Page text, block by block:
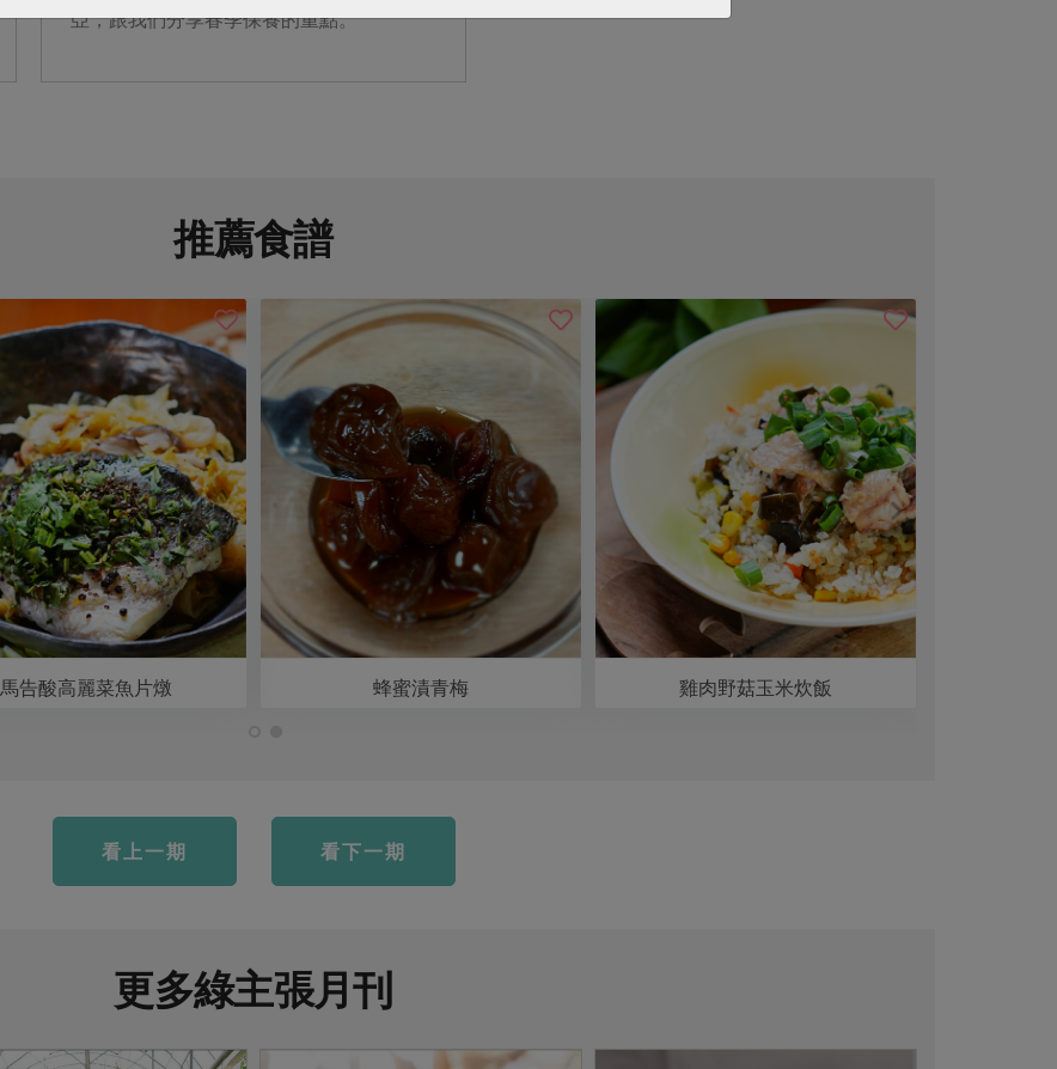
亞，跟我們分享春季保養的重點。
推薦食譜
蜂蜜漬青梅 雞肉野菇玉米炊飯
馬告酸高麗菜魚片燉
看上一期 看下一期
更多綠主張月刊